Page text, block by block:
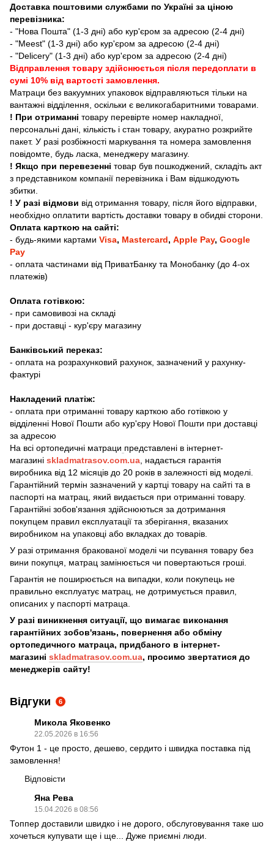
Доставка поштовими службами по Україні за ціною
перевізника:
- "Нова Пошта" (1-3 дні) або кур'єром за адресою (2-4 дні)
- "Meest" (1-3 дні) або кур'єром за адресою (2-4 дні)
- "Delicery" (1-3 дні) або кур'єром за адресою (2-4 дні)
Відправлення товару здійснюється після передоплати в
сумі 10% від вартості замовлення.
Матраци без вакуумних упаковок відправляються тільки на
вантажні відділення, оскільки є великогабаритними товарами.
! При отриманні товару перевірте номер накладної,
персональні дані, кількість і стан товару, акуратно розкрийте
пакет. У разі розбіжності маркування та номера замовлення
повідомте, будь ласка, менеджеру магазину.
! Якщо при перевезенні товар був пошкоджений, складіть акт
з представником компанії перевізника і Вам відшкодують
збитки.
! У разі відмови від отримання товару, після його відправки,
необхідно оплатити вартість доставки товару в обидві сторони.
Оплата карткою на сайті:
- будь-якими картами Visa, Mastercard, Apple Pay, Google
Pay
- оплата частинами від ПриватБанку та Монобанку (до 4-ох
платежів)
Оплата готівкою:
- при самовивозі на складі
- при доставці - кур'єру магазину
Банківський переказ:
- оплата на розрахунковий рахунок, зазначений у рахунку-
фактурі
Накладений платіж:
- оплата при отриманні товару карткою або готівкою у
відділенні Нової Пошти або кур'єру Нової Пошти при доставці
за адресою
На всі ортопедичні матраци представлені в інтернет-
магазині skladmatrasov.com.ua , надається гарантія
виробника від 12 місяців до 20 років в залежності від моделі.
Гарантійний термін зазначений у картці товару на сайті та в
паспорті на матрац, який видається при отриманні товару.
​​​Гарантійні зобов'язання здійснюються за дотримання
покупцем правил експлуатації та зберігання, вказаних
виробником на упаковці або вкладках до товарів.
У разі отримання бракованої моделі чи псування товару без
вини покупця, матрац замінюється чи повертаються гроші.
Гарантія не поширюється на випадки, коли покупець не
правильно експлуатує матрац, не дотримується правил,
описаних у паспорті матраца.
У разі виникнення ситуації, що вимагає виконання
гарантійних зобов'язань, повернення або обміну
ортопедичного матраца, придбаного в інтернет-
магазині skladmatrasov.com.ua, просимо звертатися до
менеджерів сайту!
Відгуки 6
Микола Яковенко
22.05.2026 в 16:56
Футон 1 - це просто, дешево, сердито і швидка поставка під
замовлення!
Відповісти
Яна Рева
15.04.2026 в 08:56
Топпер доставили швидко і не дорого, обслуговування таке шо
хочеться купувати ще і ще... Дуже приємні люди.